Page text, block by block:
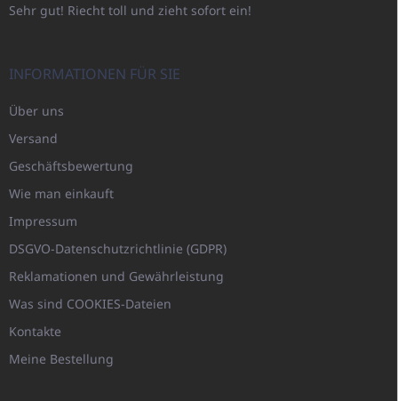
Sehr gut! Riecht toll und zieht sofort ein!
INFORMATIONEN FÜR SIE
Über uns
Versand
Geschäftsbewertung
Wie man einkauft
Impressum
DSGVO-Datenschutzrichtlinie (GDPR)
Reklamationen und Gewährleistung
Was sind COOKIES-Dateien
Kontakte
Meine Bestellung